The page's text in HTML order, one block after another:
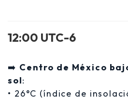
12:00 UTC-6
➡️ Centro de México
sol:
• 26°C (índice de